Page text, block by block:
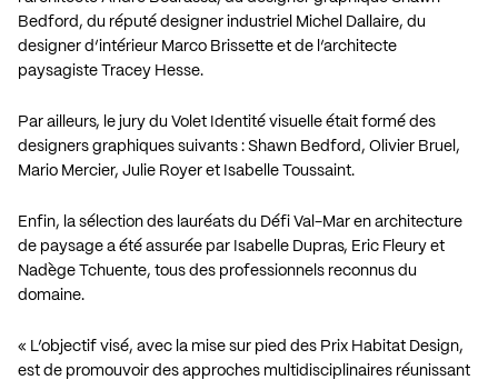
Bedford, du réputé designer industriel Michel Dallaire, du
designer d’intérieur Marco Brissette et de l’architecte
paysagiste Tracey Hesse.
Par ailleurs, le jury du Volet Identité visuelle était formé des
designers graphiques suivants : Shawn Bedford, Olivier Bruel,
Mario Mercier, Julie Royer et Isabelle Toussaint.
Enfin, la sélection des lauréats du Défi Val-Mar en architecture
de paysage a été assurée par Isabelle Dupras, Eric Fleury et
Nadège Tchuente, tous des professionnels reconnus du
domaine.
« L’objectif visé, avec la mise sur pied des Prix Habitat Design,
est de promouvoir des approches multidisciplinaires réunissant